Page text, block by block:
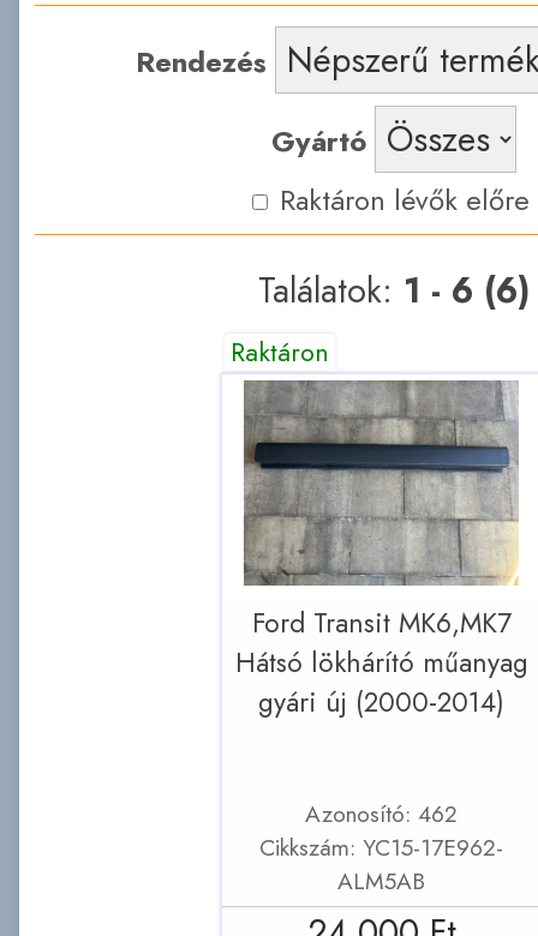
Rendezés
Gyártó
Raktáron lévők előre
Találatok: 1 - 6 (6)
Raktáron
Ford Transit MK6,MK7
Hátsó lökhárító műanyag
gyári új (2000-2014)
Azonosító: 462
Cikkszám: YC15-17E962-
ALM5AB